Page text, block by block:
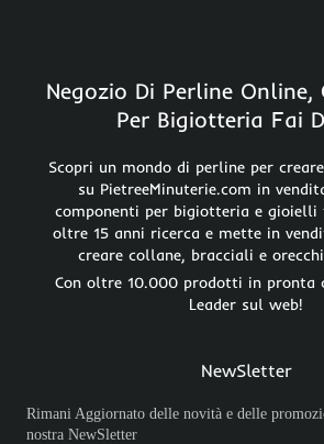
Negozio Di Perline Online,
Per Bigiotteria Fai
Scopri un mondo di perline per
su PietreeMinuterie.com in
componenti per bigiotteria e gioielli
oltre 15 anni ricerca e mette in
creare collane, bracciali e
Con oltre 10.000 prodotti in pronta
Leader sul web!
NewSletter
Rimani Aggiornato delle novità e delle
nostra NewSletter